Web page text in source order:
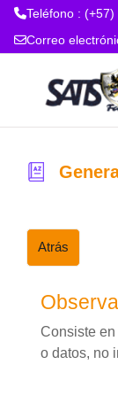
Teléfono :
Correo
Atrás
Consiste
o datos, no